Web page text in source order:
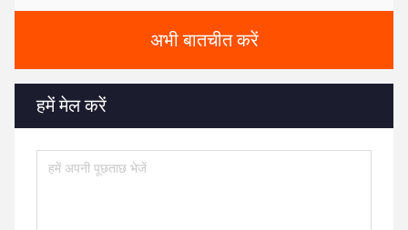
अभी बातचीत करें
हमें मेल करें